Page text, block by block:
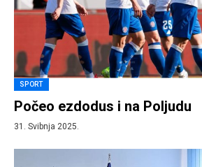
SPORT
Počeo ezdodus i na Poljudu
31. Svibnja 2025.